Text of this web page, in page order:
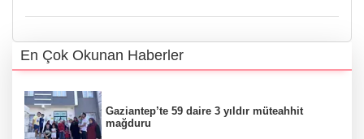
En Çok Okunan Haberler
Gaziantep’te 59 daire 3 yıldır müteahhit
mağduru